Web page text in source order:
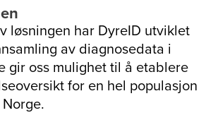
løsningen har DyreID utviklet
av diagnosedata i
gir oss mulighet til å etablere
for en hel populasjon